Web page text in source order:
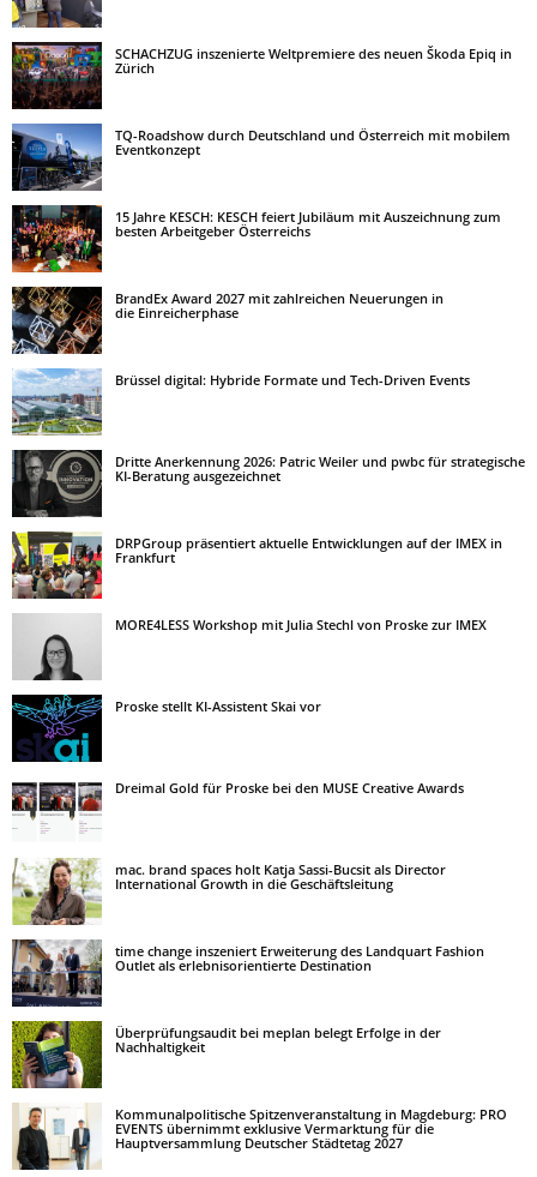
SCHACHZUG inszenierte Weltpremiere des neuen Škoda Epiq in
Zürich
TQ-Roadshow durch Deutschland und Österreich mit mobilem
Eventkonzept
15 Jahre KESCH: KESCH feiert Jubiläum mit Auszeichnung zum
besten Arbeitgeber Österreichs
BrandEx Award 2027 mit zahlreichen Neuerungen in
die Einreicherphase
Brüssel digital: Hybride Formate und Tech-Driven Events
Dritte Anerkennung 2026: Patric Weiler und pwbc für strategische
KI-Beratung ausgezeichnet
DRPGroup präsentiert aktuelle Entwicklungen auf der IMEX in
Frankfurt
MORE4LESS Workshop mit Julia Stechl von Proske zur IMEX
Proske stellt KI-Assistent Skai vor
Dreimal Gold für Proske bei den MUSE Creative Awards
mac. brand spaces holt Katja Sassi-Bucsit als Director
International Growth in die Geschäftsleitung
time change inszeniert Erweiterung des Landquart Fashion
Outlet als erlebnisorientierte Destination
Überprüfungsaudit bei meplan belegt Erfolge in der
Nachhaltigkeit
Kommunalpolitische Spitzenveranstaltung in Magdeburg: PRO
EVENTS übernimmt exklusive Vermarktung für die
Hauptversammlung Deutscher Städtetag 2027